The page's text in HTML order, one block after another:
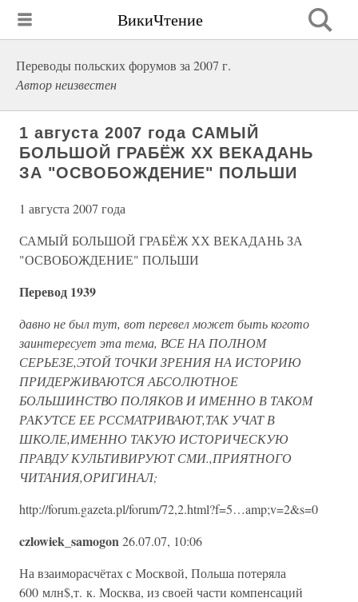
ВикиЧтение
Переводы польских форумов за 2007 г.
Автор неизвестен
1 августа 2007 года САМЫЙ
БОЛЬШОЙ ГРАБЁЖ ХХ ВЕКАДАНЬ
ЗА "ОСВОБОЖДЕНИЕ" ПОЛЬШИ
1 августа 2007 года
САМЫЙ БОЛЬШОЙ ГРАБЁЖ ХХ ВЕКАДАНЬ ЗА
"ОСВОБОЖДЕНИЕ" ПОЛЬШИ
Перевод 1939
давно не был тут, вот перевел может быть когото
заинтересует эта тема, ВСЕ НА ПОЛНОМ
СЕРЬЕЗЕ,ЭТОЙ ТОЧКИ ЗРЕНИЯ НА ИСТОРИЮ
ПРИДЕРЖИВАЮТСЯ АБСОЛЮТНОЕ
БОЛЬШИНСТВО ПОЛЯКОВ И ИМЕННО В ТАКОМ
РАКУТСЕ ЕЕ РССМАТРИВАЮТ,ТАК УЧАТ В
ШКОЛЕ,ИМЕННО ТАКУЮ ИСТОРИЧЕСКУЮ
ПРАВДУ КУЛЬТИВИРУЮТ СМИ.,ПРИЯТНОГО
ЧИТАНИЯ,ОРИГИНАЛ;
http://forum.gazeta.pl/forum/72,2.html?f=5…amp;v=2&s=0
czlowiek_samogon26.07.07, 10:06
На взаиморасчётах с Москвой, Польша потеряла
600 млн$,т. к. Москва, из своей части компенсаций